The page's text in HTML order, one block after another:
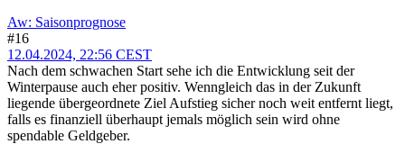
Aw: Saisonprognose
#16
12.04.2024, 22:56 CEST
Nach dem schwachen Start sehe ich die Entwicklung seit der
Winterpause auch eher positiv. Wenngleich das in der Zukunft
liegende übergeordnete Ziel Aufstieg sicher noch weit entfernt liegt,
falls es finanziell überhaupt jemals möglich sein wird ohne
spendable Geldgeber.